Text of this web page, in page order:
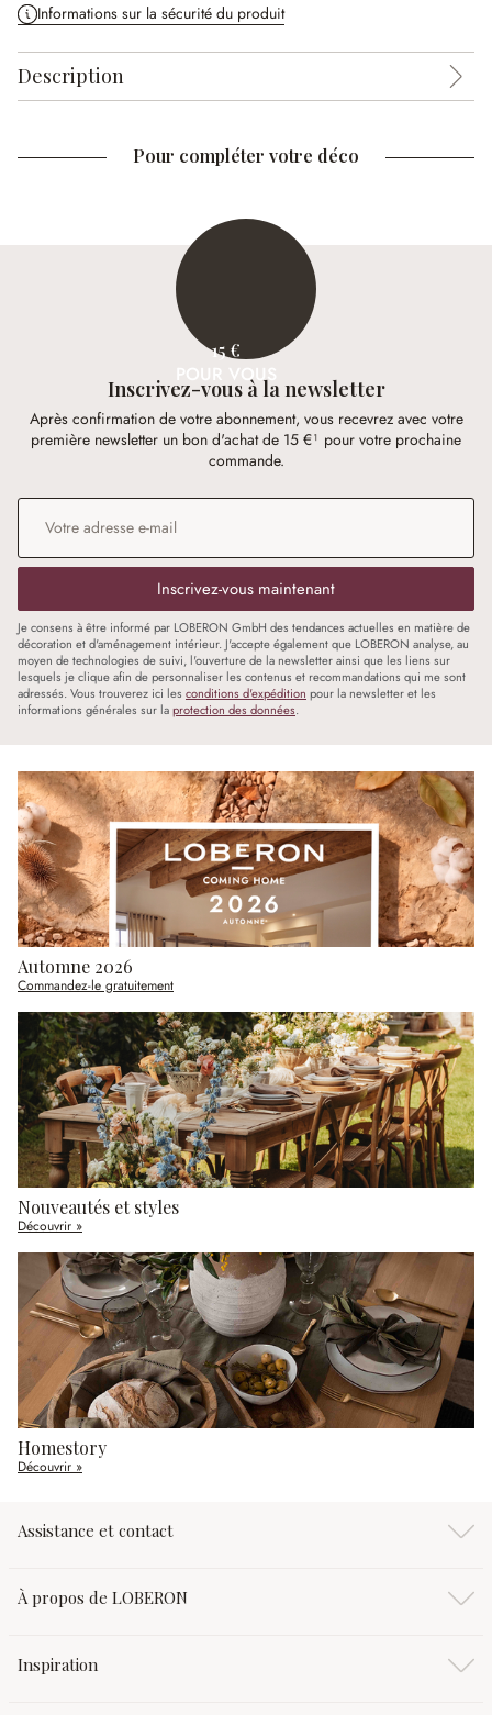
Informations sur la sécurité du produit
Description
Pour compléter votre déco
15 €
POUR VOUS
Inscrivez-vous à la newsletter
Après confirmation de votre abonnement, vous recevrez avec votre
première newsletter un bon d'achat de 15 €¹ pour votre prochaine
commande.
Adresse e-mail
Inscrivez-vous maintenant
Je consens à être informé par LOBERON GmbH des tendances actuelles en matière de
décoration et d'aménagement intérieur. J'accepte également que LOBERON analyse, au
moyen de technologies de suivi, l'ouverture de la newsletter ainsi que les liens sur
lesquels je clique afin de personnaliser les contenus et recommandations qui me sont
adressés. Vous trouverez ici les conditions d'expédition pour la newsletter et les
informations générales sur laprotection des données.
Automne 2026
Commandez-le gratuitement
Nouveautés et styles
Découvrir »
Homestory
Découvrir »
Assistance et contact
À propos de LOBERON
Inspiration